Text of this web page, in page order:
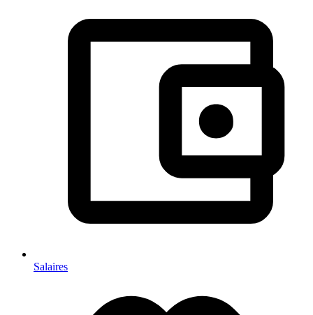
Salaires